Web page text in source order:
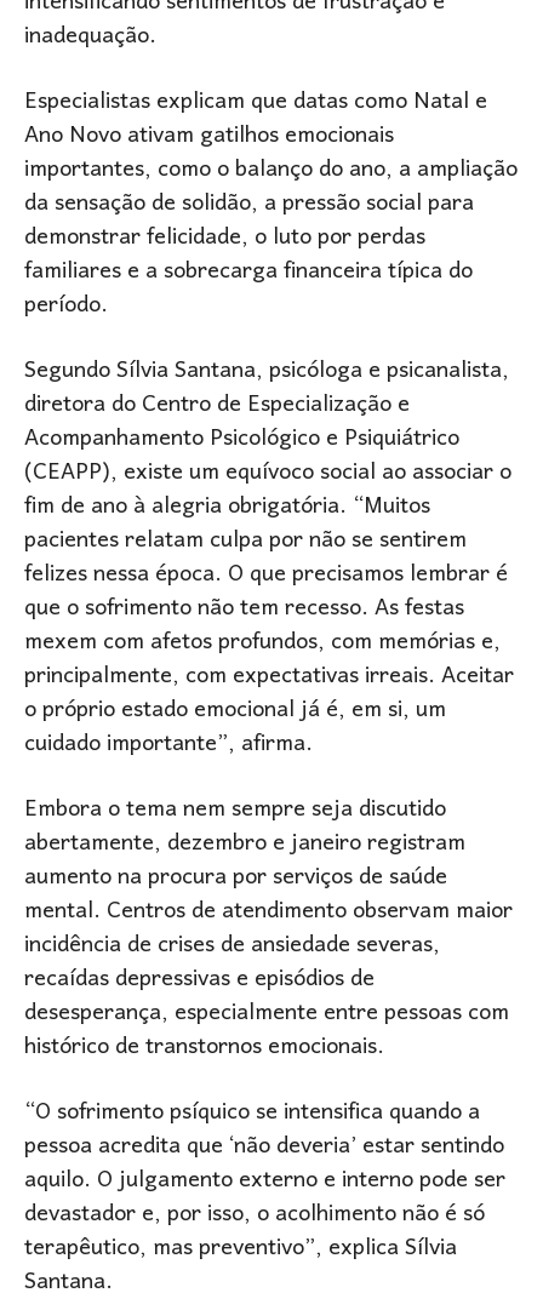
inadequação.
Especialistas explicam que datas como Natal e
Ano Novo ativam gatilhos emocionais
importantes, como o balanço do ano, a ampliação
da sensação de solidão, a pressão social para
demonstrar felicidade, o luto por perdas
familiares e a sobrecarga financeira típica do
período.
Segundo Sílvia Santana, psicóloga e psicanalista,
diretora do Centro de Especialização e
Acompanhamento Psicológico e Psiquiátrico
(CEAPP), existe um equívoco social ao associar o
fim de ano à alegria obrigatória. “Muitos
pacientes relatam culpa por não se sentirem
felizes nessa época. O que precisamos lembrar é
que o sofrimento não tem recesso. As festas
mexem com afetos profundos, com memórias e,
principalmente, com expectativas irreais. Aceitar
o próprio estado emocional já é, em si, um
cuidado importante”, afirma.
Embora o tema nem sempre seja discutido
abertamente, dezembro e janeiro registram
aumento na procura por serviços de saúde
mental. Centros de atendimento observam maior
incidência de crises de ansiedade severas,
recaídas depressivas e episódios de
desesperança, especialmente entre pessoas com
histórico de transtornos emocionais.
“O sofrimento psíquico se intensifica quando a
pessoa acredita que ‘não deveria’ estar sentindo
aquilo. O julgamento externo e interno pode ser
devastador e, por isso, o acolhimento não é só
terapêutico, mas preventivo”, explica Sílvia
Santana.